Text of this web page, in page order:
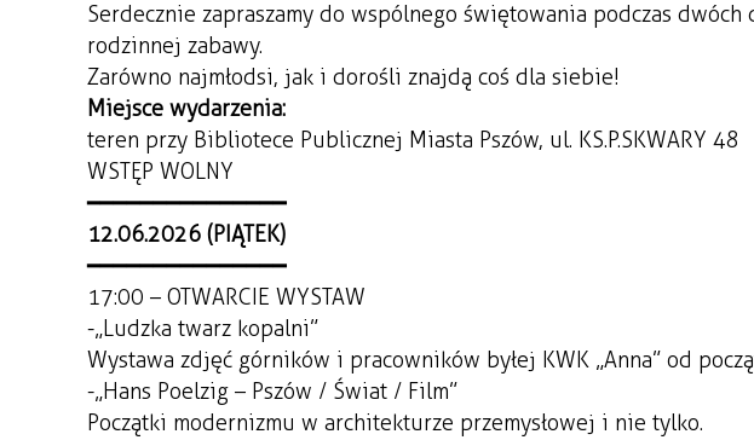
Serdecznie zapraszamy do wspólnego świętowania podczas
rodzinnej zabawy.
Zarówno najmłodsi, jak i dorośli znajdą coś dla siebie!
Miejsce wydarzenia:
teren przy Bibliotece Publicznej Miasta Pszów, ul. KS.P.SKWARY 48
WSTĘP WOLNY
━━━━━━━━━━━━━━━
12.06.2026 (PIĄTEK)
━━━━━━━━━━━━━━━
17:00 – OTWARCIE WYSTAW
- „Ludzka twarz kopalni”
Wystawa zdjęć górników i pracowników byłej KWK „Anna” od
-„Hans Poelzig – Pszów / Świat / Film”
Początki modernizmu w architekturze przemysłowej i nie tylko.